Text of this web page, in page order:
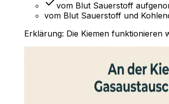
vom Blut Sauerstoff
vom Blut Sauerstoff und
Erklärung: Die Kiemen funktionieren